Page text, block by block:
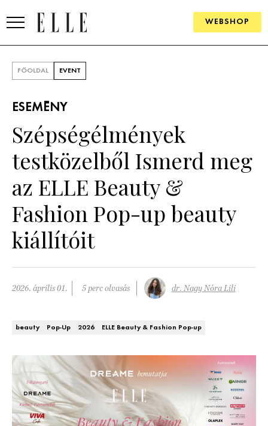
WEBSHOP
SZÉPSÉG
ÉLETMÓD
DECOR
Ötletek
Szép terek
BUSINESS
ANYA
FŐOLDAL EVENT
ESEMÉNY
Szépségélmények
testközelből Ismerd meg
az ELLE Beauty &
Fashion Pop-up beauty
kiállítóit
2026. április 01. 5 perc olvasás dr. Nagy Nóra Lili
beauty Pop-Up 2026 ELLE Beauty & Fashion Pop-up